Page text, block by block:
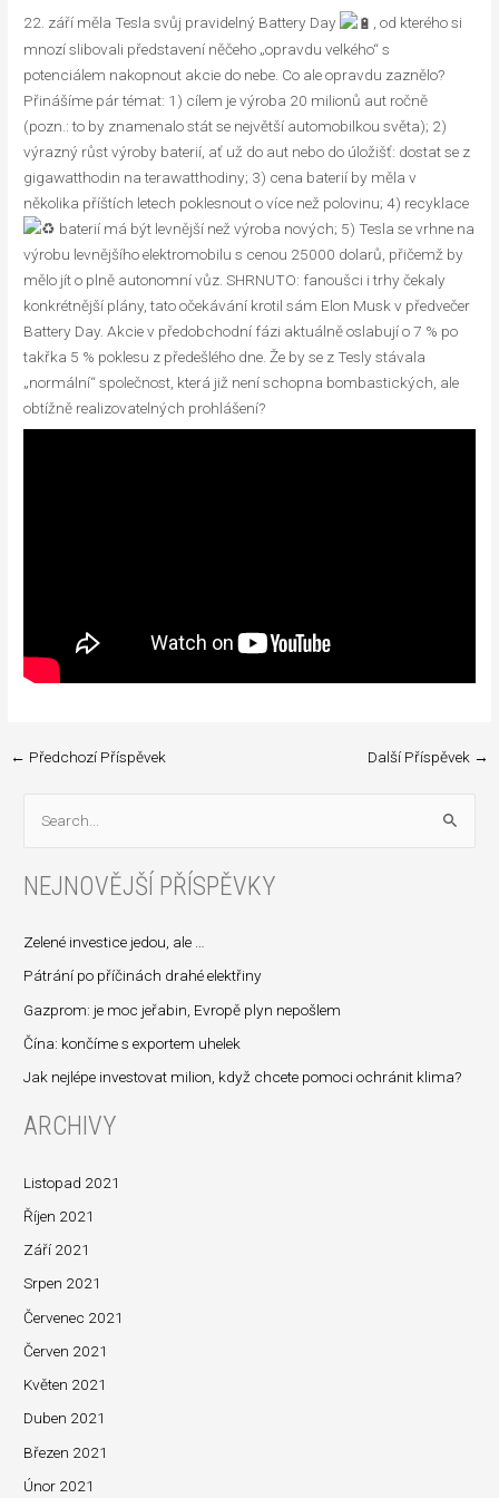
22. září měla Tesla svůj pravidelný Battery Day
, od kterého si
mnozí slibovali představení něčeho „opravdu velkého“ s
potenciálem nakopnout akcie do nebe. Co ale opravdu zaznělo?
Přinášíme pár témat: 1) cílem je výroba 20 milionů aut ročně
(pozn.: to by znamenalo stát se největší automobilkou světa); 2)
výrazný růst výroby baterií, ať už do aut nebo do úložišť: dostat se z
gigawatthodin na terawatthodiny; 3) cena baterií by měla v
několika příštích letech poklesnout o více než polovinu; 4) recyklace
baterií má být levnější než výroba nových; 5) Tesla se vrhne na
výrobu levnějšího elektromobilu s cenou 25000 dolarů, přičemž by
mělo jít o plně autonomní vůz. SHRNUTO: fanoušci i trhy čekaly
konkrétnější plány, tato očekávání krotil sám Elon Musk v předvečer
Battery Day. Akcie v předobchodní fázi aktuálně oslabují o 7 % po
takřka 5 % poklesu z předešlého dne. Že by se z Tesly stávala
„normální“ společnost, která již není schopna bombastických, ale
obtížně realizovatelných prohlášení?
← Předchozí Příspěvek Další Příspěvek →
h
e
d
a
t
o
NEJNOVĚJŠÍ PŘÍSPĚVKY
Zelené investice jedou, ale …
Pátrání po příčinách drahé elektřiny
Gazprom: je moc jeřabin, Evropě plyn nepošlem
Čína: končíme s exportem uhelek
Jak nejlépe investovat milion, když chcete pomoci ochránit klima?
ARCHIVY
Listopad 2021
Říjen 2021
Září 2021
Srpen 2021
Červenec 2021
Červen 2021
Květen 2021
Duben 2021
Březen 2021
Únor 2021